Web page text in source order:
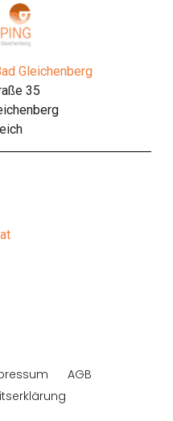
Gleichenberg
35
AGB